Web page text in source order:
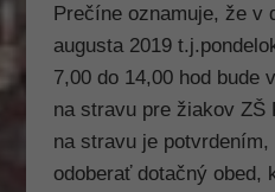
Prečíne oznamuje, že v
augusta 2019
7,00 do 14,00 hod bude
na stravu pre žiakov
na stravu je
odoberať dotačný obed,